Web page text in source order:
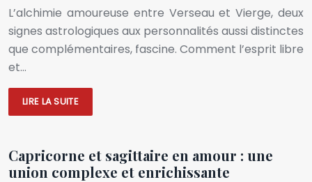
L’alchimie amoureuse entre Verseau et Vierge, deux
signes astrologiques aux personnalités aussi distinctes
que complémentaires, fascine. Comment l’esprit libre
et…
LIRE LA SUITE
Capricorne et sagittaire en amour : une
union complexe et enrichissante